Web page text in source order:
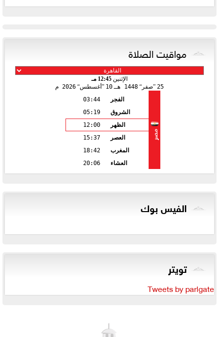
مواقيت الصلاة
الإثنين 12:45 مـ
25
صفر 1448 هـ 10 أغسطس 2026 م
مصر
الفجر
03:44
الشروق
05:19
الظهر
12:00
العصر
15:37
المغرب
18:42
العشاء
20:06
الفيس بوك
تويتر
Tweets by parlgate